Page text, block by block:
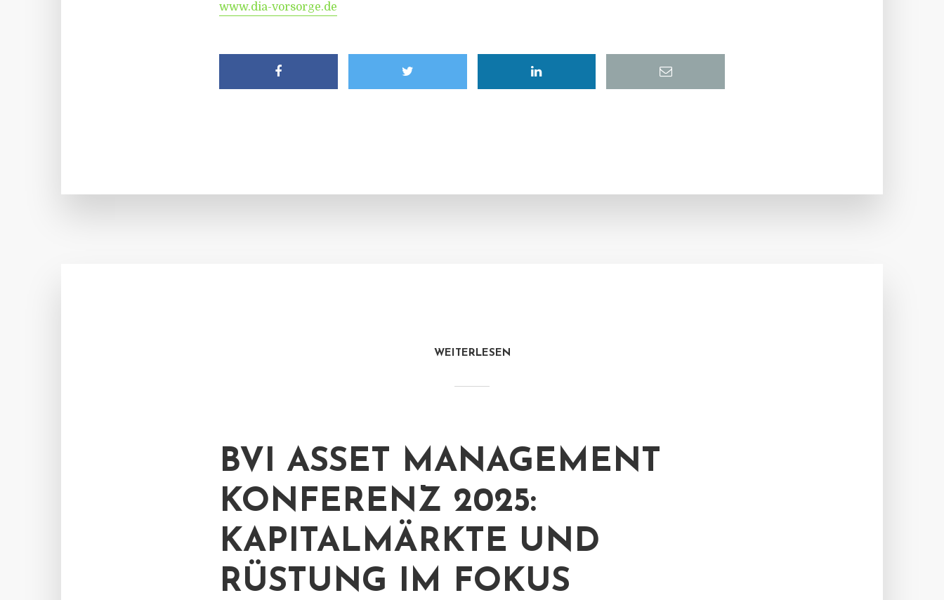
www.dia-vorsorge.de
WEITERLESEN
BVI ASSET MANAGEMENT
KONFERENZ 2025:
KAPITALMÄRKTE UND
RÜSTUNG IM FOKUS